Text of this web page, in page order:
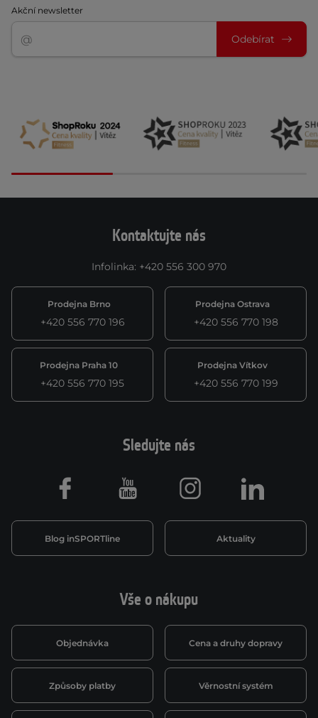
Akční newsletter
Odebírat
Kontaktujte nás
Infolinka: +420 556 300 970
Prodejna Brno
+420 556 770 196
Prodejna Ostrava
+420 556 770 198
Prodejna Praha 10
+420 556 770 195
Prodejna Vítkov
+420 556 770 199
Vše o nákupu
Objednávka Cena a druhy dopravy
Způsoby platby Věrnostní systém
Sledujte nás
Blog inSPORTline Aktuality
Facebook Youtube Instagram LinkedIn